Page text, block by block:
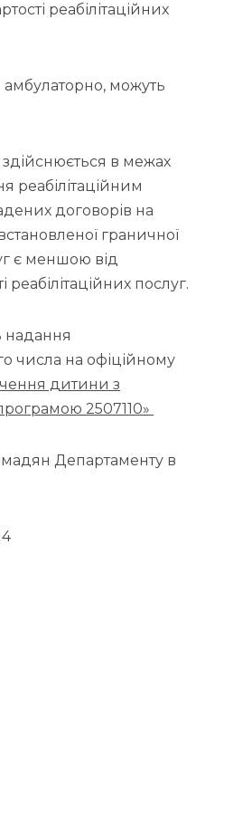
реабілітаційних
амбулаторно, можуть
здійснюється в межах
реабілітаційним
договорів на
граничної
є меншою від
послуг.
надання
числа на офіційному
дитини з
2507110»
Департаменту в